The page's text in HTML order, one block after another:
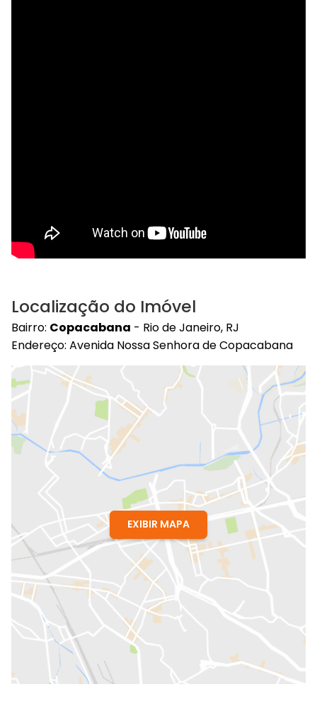
Localização do Imóvel
Bairro: Copacabana - Rio de Janeiro, RJ
Endereço: Avenida Nossa Senhora de Copacabana
EXIBIR MAPA